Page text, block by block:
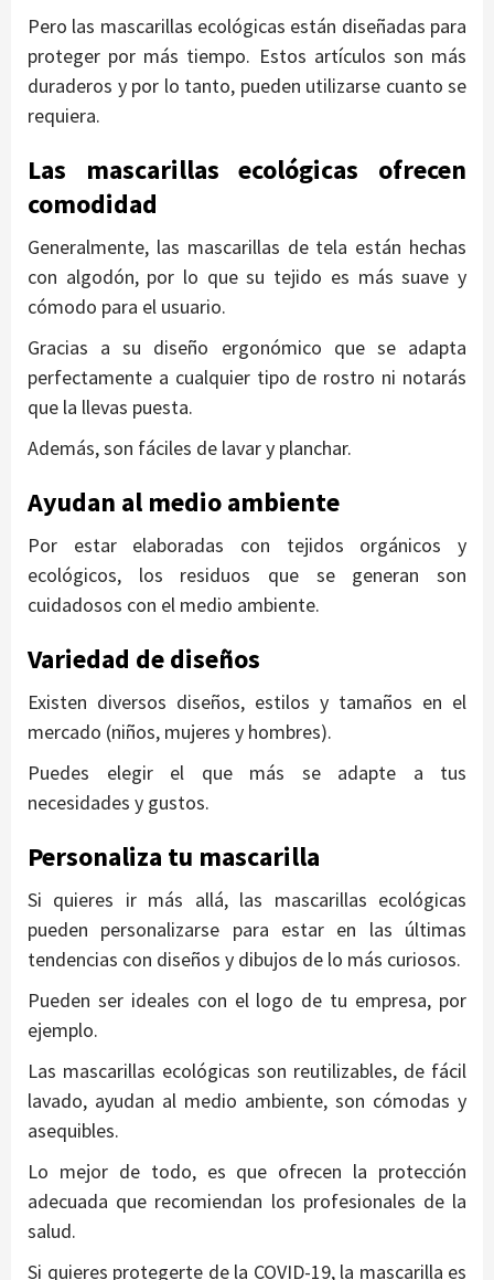
Pero las mascarillas ecológicas están diseñadas para
proteger por más tiempo. Estos artículos son más
duraderos y por lo tanto, pueden utilizarse cuanto se
requiera.
Las mascarillas ecológicas ofrecen
comodidad
Generalmente, las mascarillas de tela están hechas
con algodón, por lo que su tejido es más suave y
cómodo para el usuario.
Gracias a su diseño ergonómico que se adapta
perfectamente a cualquier tipo de rostro ni notarás
que la llevas puesta.
Además, son fáciles de lavar y planchar.
Ayudan al medio ambiente
Por estar elaboradas con tejidos orgánicos y
ecológicos, los residuos que se generan son
cuidadosos con el medio ambiente.
Variedad de diseños
Existen diversos diseños, estilos y tamaños en el
mercado (niños, mujeres y hombres).
Puedes elegir el que más se adapte a tus
necesidades y gustos.
Personaliza tu mascarilla
Si quieres ir más allá, las mascarillas ecológicas
pueden personalizarse para estar en las últimas
tendencias con diseños y dibujos de lo más curiosos.
Pueden ser ideales con el logo de tu empresa, por
ejemplo.
Las mascarillas ecológicas son reutilizables, de fácil
lavado, ayudan al medio ambiente, son cómodas y
asequibles.
Lo mejor de todo, es que ofrecen la protección
adecuada que recomiendan los profesionales de la
salud.
Si quieres protegerte de la COVID-19, la mascarilla es